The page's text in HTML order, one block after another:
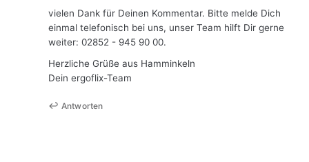
vielen Dank für Deinen Kommentar. Bitte melde Dich
einmal telefonisch bei uns, unser Team hilft Dir gerne
weiter: 02852 - 945 90 00.
Herzliche Grüße aus Hamminkeln
Dein ergoflix-Team
Antworten